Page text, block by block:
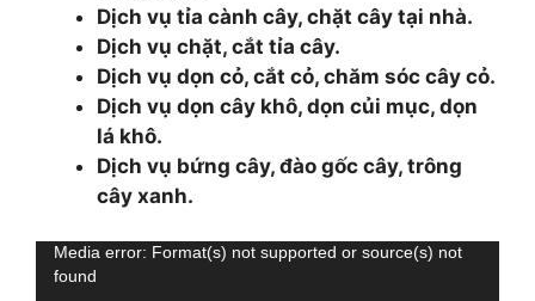
Dịch vụ tỉa cành cây, chặt cây tại nhà.
Dịch vụ chặt, cắt tỉa cây.
Dịch vụ dọn cỏ, cắt cỏ, chăm sóc cây cỏ.
Dịch vụ dọn cây khô, dọn củi mục, dọn
lá khô.
Dịch vụ bứng cây, đào gốc cây, trông
cây xanh.
Trình
chơi
Media error: Format(s) not supported or source(s) not
found